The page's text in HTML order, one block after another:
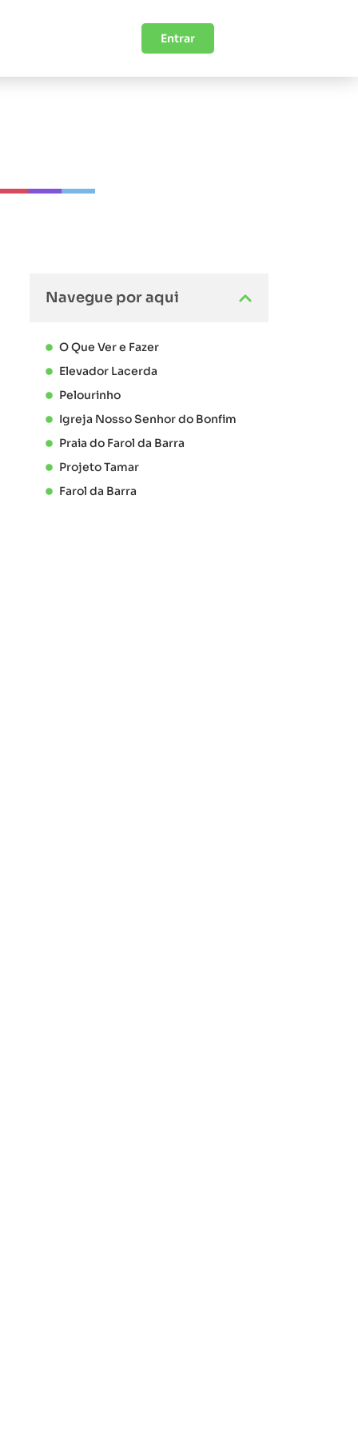
Entrar
Navegue por aqui
O Que Ver e Fazer
Elevador Lacerda
Pelourinho
Igreja Nosso Senhor do Bonfim
Praia do Farol da Barra
Projeto Tamar
Farol da Barra